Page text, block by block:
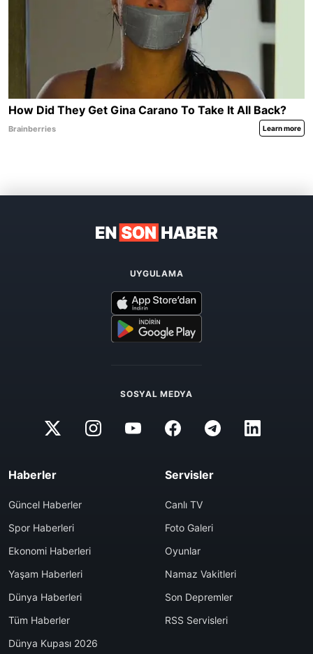
UYGULAMA
SOSYAL MEDYA
Haberler
Güncel Haberler
Spor Haberleri
Ekonomi Haberleri
Yaşam Haberleri
Dünya Haberleri
Tüm Haberler
Dünya Kupası 2026
Servisler
Canlı TV
Foto Galeri
Oyunlar
Namaz Vakitleri
Son Depremler
RSS Servisleri